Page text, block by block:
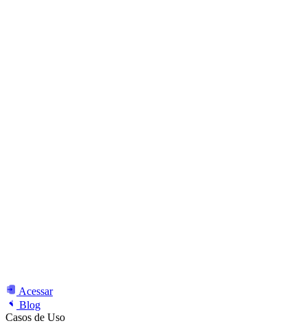
Acessar
Blog
Casos de Uso